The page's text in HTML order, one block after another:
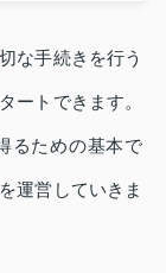
な手続きを行う
ートできます。
るための基本で
運営していきま